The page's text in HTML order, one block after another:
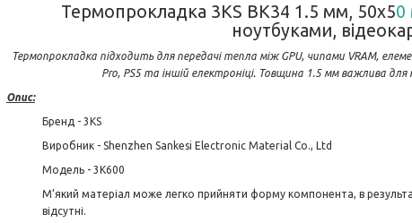
Термопрокладка 3KS BK34 1.5 мм, 50x50
ноутбуками,
Термопрокладка підходить для передачі тепла між GPU, чипами VRAM,
Pro, PS5 та іншій електроніці. Товщина 1.5 мм важлива для
Опис:
Бренд - 3KS
Виробник - Shenzhen Sankesi Electronic Material Co., Ltd
Модель - 3K600
М’який матеріал може легко прийняти форму компонента, в
відсутні.